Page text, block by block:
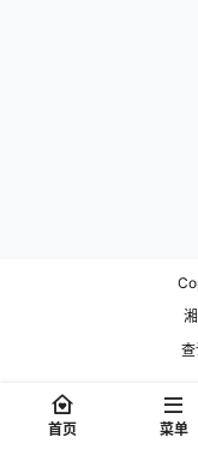
首页 菜单